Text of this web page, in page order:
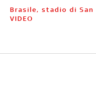
Brasile, stadio di San Paolo diventa un ospedale.
VIDEO